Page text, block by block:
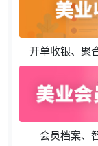
开单收银、聚
会员档案、